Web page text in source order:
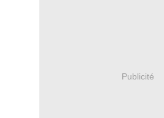
Publicité